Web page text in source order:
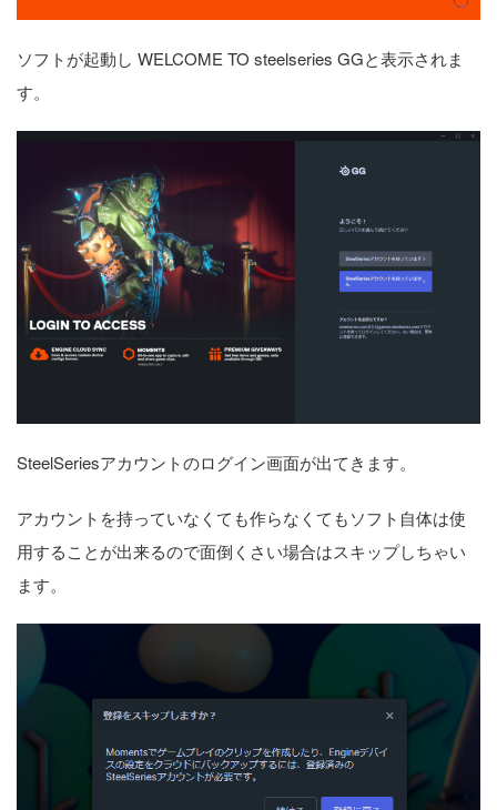
ソフトが起動し WELCOME TO steelseries GGと表示されま
す。
SteelSeriesアカウントのログイン画面が出てきます。
アカウントを持っていなくても作らなくてもソフト自体は使
用することが出来るので面倒くさい場合はスキップしちゃい
ます。